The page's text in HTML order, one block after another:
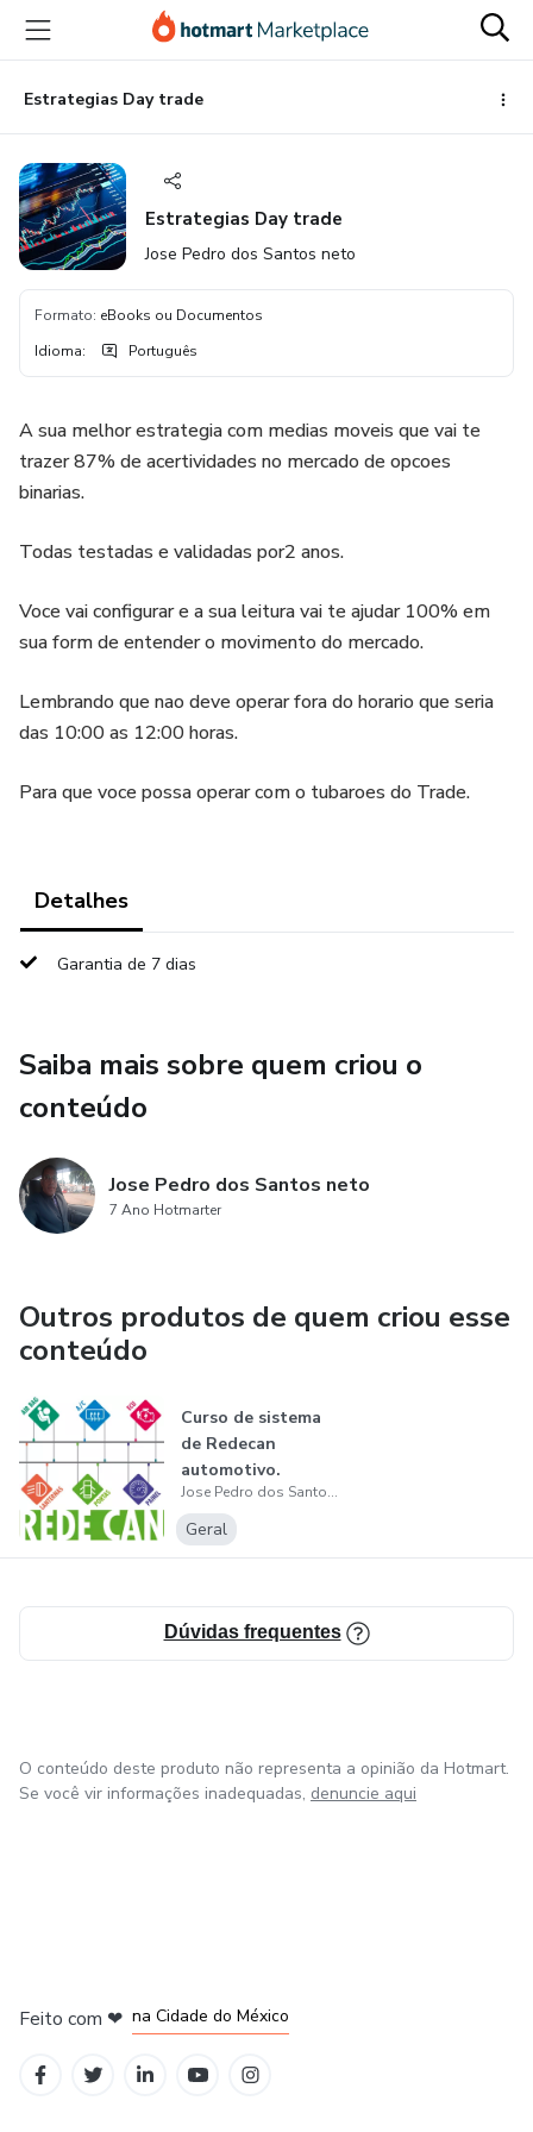
para
conteúdo
principal
para
pagamento
para
rodapé
Estrategias Day trade
Estrategias Day trade
Jose Pedro dos Santos neto
Formato: eBooks ou Documentos
Idioma: Português
A sua melhor estrategia com medias moveis que vai te
trazer 87% de acertividades no mercado de opcoes
binarias.
Todas testadas e validadas por2 anos.
Voce vai configurar e a sua leitura vai te ajudar 100% em
sua form de entender o movimento do mercado.
Lembrando que nao deve operar fora do horario que seria
das 10:00 as 12:00 horas.
Para que voce possa operar com o tubaroes do Trade.
Detalhes
Garantia de 7 dias
Saiba mais sobre quem criou o
conteúdo
Jose Pedro dos Santos neto
7 Ano Hotmarter
Outros produtos de quem criou esse
conteúdo
Curso de sistema
de Redecan
automotivo.
Jose Pedro dos Santos neto
Geral
Dúvidas frequentes
O conteúdo deste produto não representa a opinião da Hotmart.
Se você vir informações inadequadas, denuncie aqui
Feito com ❤ na Cidade do México